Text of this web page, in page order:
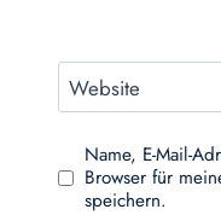
Website
Name, E-Mail-
Browser für
speichern.